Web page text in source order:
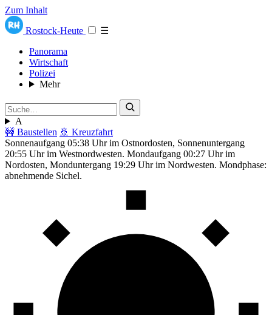
Zum Inhalt
Rostock-Heute
☰
Panorama
Wirtschaft
Polizei
Mehr
A
🚧 Baustellen 🚢 Kreuzfahrt
Sonnenaufgang 05:38 Uhr im Ostnordosten, Sonnenuntergang
20:55 Uhr im Westnordwesten. Mondaufgang 00:27 Uhr im
Nordosten, Monduntergang 19:29 Uhr im Nordwesten. Mondphase:
abnehmende Sichel.